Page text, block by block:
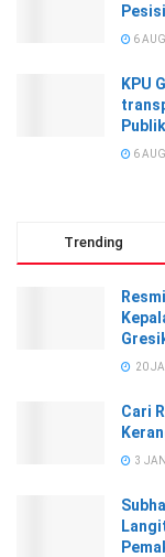
6
KPU
Publik
6
Trending
20
Cari
3